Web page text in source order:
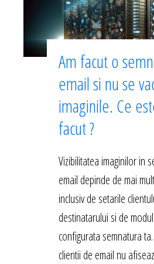
Am facut o
email si nu se
imaginile. Ce
facut ?
Vizibilitatea imaginilor in
email depinde de mai
inclusiv de setarile
destinatarului si de
configurata semnatura
clientii de email nu